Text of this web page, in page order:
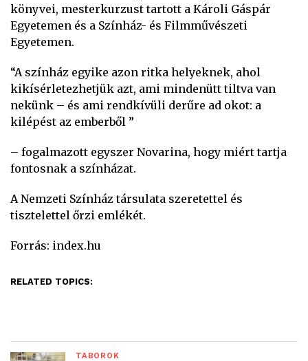
könyvei, mesterkurzust tartott a Károli Gáspár
Egyetemen és a Színház- és Filmművészeti
Egyetemen.
“A színház egyike azon ritka helyeknek, ahol
kikísérletezhetjük azt, ami mindenütt tiltva van
nekünk – és ami rendkívüli derűre ad okot: a
kilépést az emberből ”
– fogalmazott egyszer Novarina, hogy miért tartja
fontosnak a színházat.
A Nemzeti Színház társulata szeretettel és
tisztelettel őrzi emlékét.
Forrás: index.hu
RELATED TOPICS:
TÁBOROK